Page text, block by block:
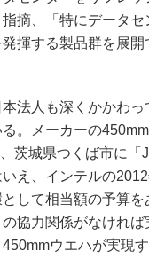
摘、「特にデータ
揮する製品群を展
法人も深くかかわっ
。メーカーの
茨城県つくば市に
え、インテルの
として相当額の予算
の協力関係がなけれ
ウエハが実現